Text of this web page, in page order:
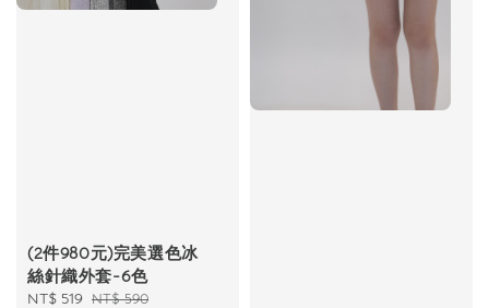
(2件980元)完美選色冰
絲針織外套-6色
Sale
NT$ 519 Regular
NT$ 590